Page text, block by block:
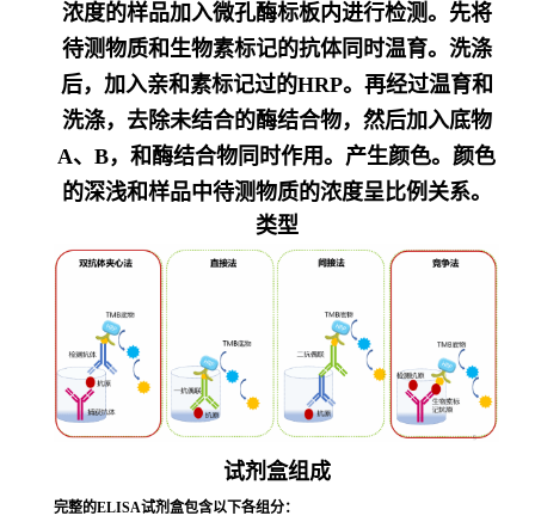
浓度的样品加入微孔酶标板内进行检测。先将
待测物质和生物素标记的抗体同时温育。洗涤
后，加入亲和素标记过的HRP。再经过温育和
洗涤，去除未结合的酶结合物，然后加入底物
A、B，和酶结合物同时作用。产生颜色。颜色
的深浅和样品中待测物质的浓度呈比例关系。
类型
试剂盒组成
完整的ELISA试剂盒包含以下各组分：